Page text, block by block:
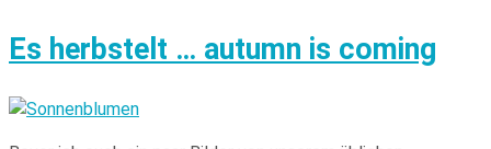
Es herbstelt … autumn is coming